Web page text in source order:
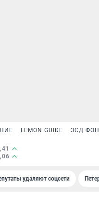
LEMON GUIDE ЗСД
удаляют соцсети